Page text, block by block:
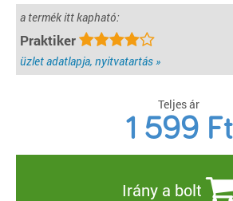
a termék itt kapható:
Praktiker
üzlet adatlapja, nyitvatartás »
Teljes ár
1 599 Ft
Irány a bolt